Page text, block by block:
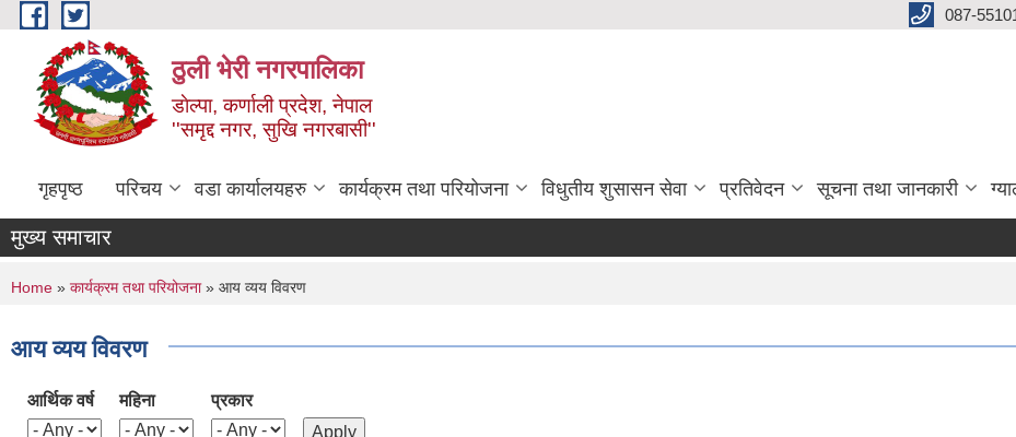
Skip to main content 087-
ठुली भेरी नगरपालिका
डाेल्पा, कर्णाली प्रदेश, नेपाल
''समृद्द नगर, सुखि नगरबासी''
गृहपृष्ठ परिचय वडा कार्यालयहरु कार्यक्रम तथा परियोजना विधुतीय शुसासन सेवा प्रतिवेदन सूचना तथा जानकारी
मुख्य समाचार
You are here
Home » कार्यक्रम तथा परियोजना» आय व्यय विवरण
आय व्यय विवरण
आर्थिक वर्ष महिना प्रकार